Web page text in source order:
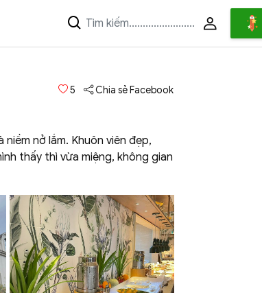
5 Chia sẻ Facebook
nở lắm. Khuôn viên đẹp,
thấy thì vừa miệng, không gian